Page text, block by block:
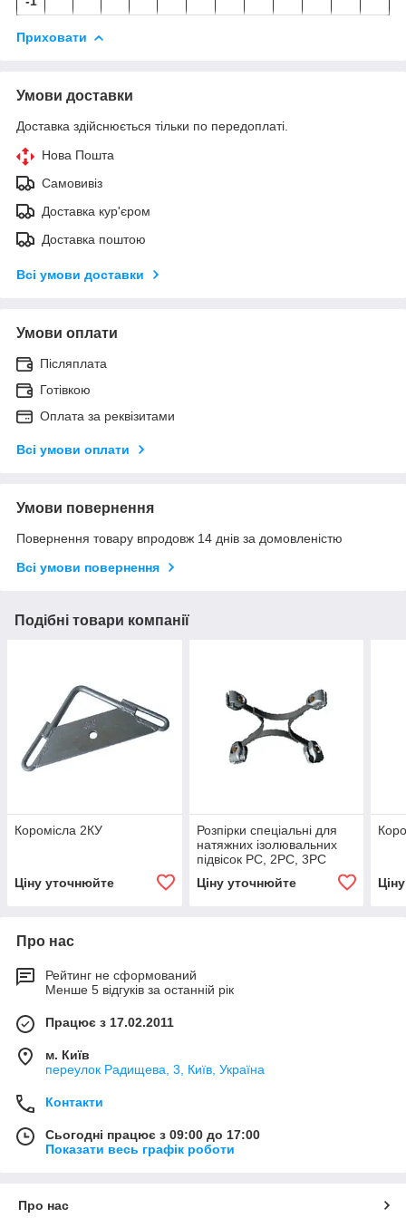
Приховати
Умови доставки
Доставка здійснюється тільки по передоплаті.
Нова Пошта
Самовивіз
Доставка кур'єром
Доставка поштою
Всі умови доставки
Умови оплати
Післяплата
Готівкою
Оплата за реквізитами
Всі умови оплати
Умови повернення
Повернення товару впродовж 14 днів за домовленістю
Всі умови повернення
Подібні товари компанії
Коромісла 2КУ
Ціну уточнюйте
Розпірки спеціальні для
натяжних ізолювальних
підвісок РС, 2РС, 3РС
Ціну уточнюйте
Про нас
Рейтинг не сформований
Менше 5 відгуків за останній рік
Працює з 17.02.2011
м. Київ
переулок Радищева, 3, Київ, Україна
Контакти
Сьогодні працює з 09:00 до 17:00
Показати весь графік роботи
Про нас